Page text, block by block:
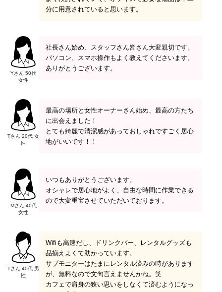
分に用意されていると思います。
Yさん 50代
女性
社長さん始め、スタッフさん皆さん大変親切です。
パソコン、スマホ操作もよく教えてくださいます。
ありがとうございます。
Tさん 20代 女
性
最高の場所と女性オーナーさん始め、最高の方たち
に出会えました！
とても綺麗で清潔感があっておしゃれですごく居心
地がいいです！！
Mさん 40代
女性
いつもありがとうございます。
オシャレで居心地がよく、自由な時間に作業できる
ので大変重宝させていただいております。
Tさん 40代 男
性
Wifiも高速だし、ドリンクバー、レンタルグッズも
品揃えよくて助かっています。
サブモニターはたまにレンタル済みの時があります
が、無料なので文句言えませんかね。笑
カフェで肩身の狭い思いをしなくて済むようになっ